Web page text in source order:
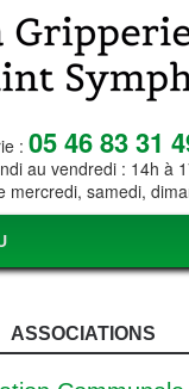
: 05 46 83 31
au vendredi : 14h à
mercredi, samedi,
ASSOCIATIONS